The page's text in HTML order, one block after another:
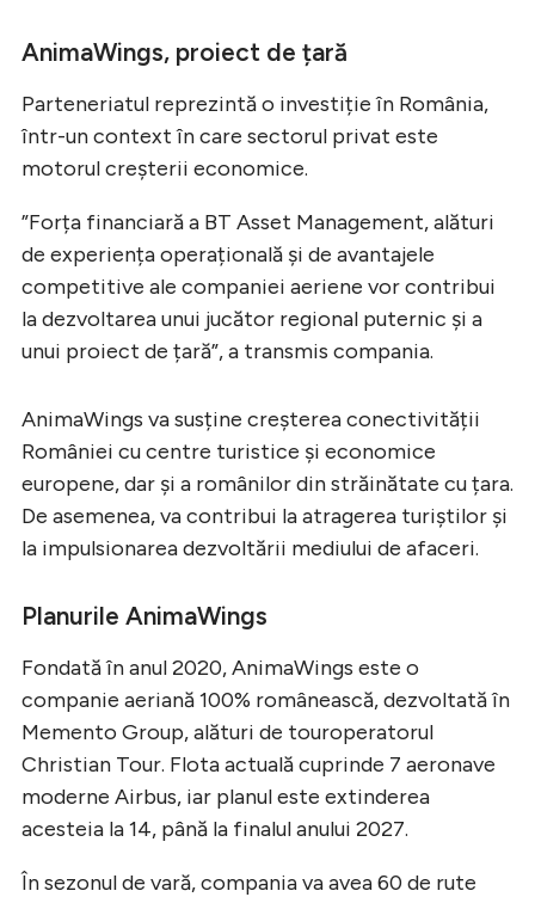
AnimaWings, proiect de țară
Parteneriatul reprezintă o investiție în România,
într-un context în care sectorul privat este
motorul creșterii economice.
”Forța financiară a BT Asset Management, alături
de experiența operațională și de avantajele
competitive ale companiei aeriene vor contribui
la dezvoltarea unui jucător regional puternic și a
unui proiect de țară”, a transmis compania.
AnimaWings va susține creșterea conectivității
României cu centre turistice și economice
europene, dar și a românilor din străinătate cu țara.
De asemenea, va contribui la atragerea turiștilor și
la impulsionarea dezvoltării mediului de afaceri.
Planurile AnimaWings
Fondată în anul 2020, AnimaWings este o
companie aeriană 100% românească, dezvoltată în
Memento Group, alături de touroperatorul
Christian Tour. Flota actuală cuprinde 7 aeronave
moderne Airbus, iar planul este extinderea
acesteia la 14, până la finalul anului 2027.
În sezonul de vară, compania va avea 60 de rute